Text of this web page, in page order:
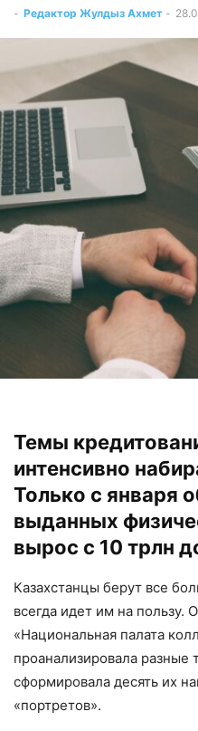
- Редактор Жулдыз Ахмет -
Темы
интенсивно
Только с января
выданных
вырос с 10 трлн
Казахстанцы берут все
всегда идет им на
«Национальная палата
проанализировала разные
сформировала десять их
«портретов».